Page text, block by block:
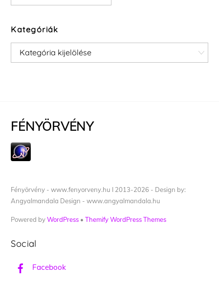
Kategóriák
Kategóriák
FÉNYÖRVÉNY
Fényörvény - www.fenyorveny.hu I 2013-2026 - Design by:
Angyalmandala Design - www.angyalmandala.hu
Powered byWordPress •Themify WordPress Themes
Social
Facebook